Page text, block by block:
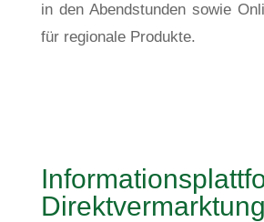
in den Abendstunden sowie
für regionale Produkte.
Direktvermarktung